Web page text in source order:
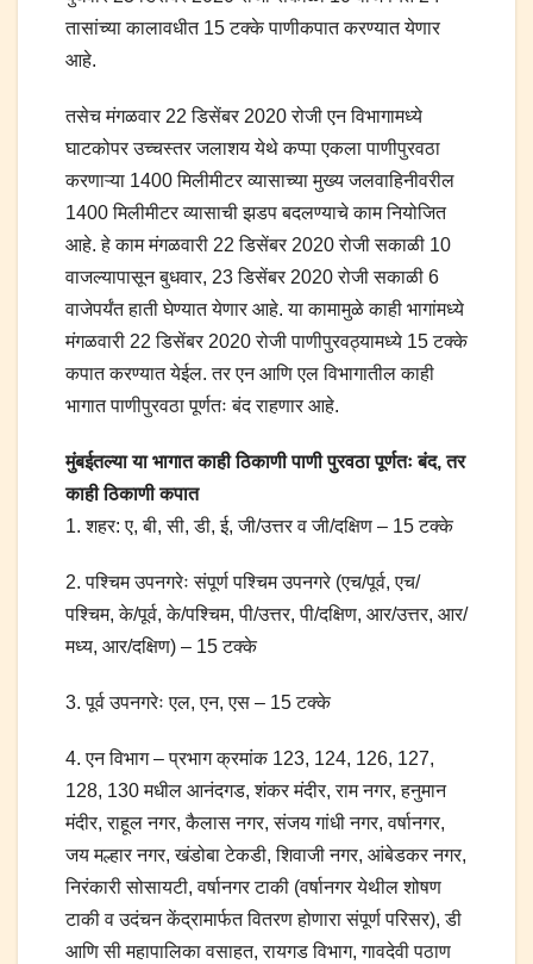
तासांच्या कालावधीत 15 टक्के पाणीकपात करण्यात येणार
आहे.
तसेच मंगळवार 22 डिसेंबर 2020 रोजी एन विभागामध्ये
घाटकोपर उच्चस्तर जलाशय येथे कप्पा एकला पाणीपुरवठा
करणाऱ्या 1400 मिलीमीटर व्यासाच्या मुख्य जलवाहिनीवरील
1400 मिलीमीटर व्यासाची झडप बदलण्याचे काम नियोजित
आहे. हे काम मंगळवारी 22 डिसेंबर 2020 रोजी सकाळी 10
वाजल्यापासून बुधवार, 23 डिसेंबर 2020 रोजी सकाळी 6
वाजेपर्यंत हाती घेण्यात येणार आहे. या कामामुळे काही भागांमध्ये
मंगळवारी 22 डिसेंबर 2020 रोजी पाणीपुरवठ्यामध्ये 15 टक्के
कपात करण्यात येईल. तर एन आणि एल विभागातील काही
भागात पाणीपुरवठा पूर्णतः बंद राहणार आहे.
मुंबईतल्या या भागात काही ठिकाणी पाणी पुरवठा पूर्णतः बंद, तर
काही ठिकाणी कपात
1. शहर: ए, बी, सी, डी, ई, जी/उत्तर व जी/दक्षिण – 15 टक्के
2. पश्चिम उपनगरेः संपूर्ण पश्चिम उपनगरे (एच/पूर्व, एच/
पश्चिम, के/पूर्व, के/पश्चिम, पी/उत्तर, पी/दक्षिण, आर/उत्तर, आर/
मध्य, आर/दक्षिण) – 15 टक्के
3. पूर्व उपनगरेः एल, एन, एस – 15 टक्के
4. एन विभाग – प्रभाग क्रमांक 123, 124, 126, 127,
128, 130 मधील आनंदगड, शंकर मंदीर, राम नगर, हनुमान
मंदीर, राहूल नगर, कैलास नगर, संजय गांधी नगर, वर्षानगर,
जय मल्हार नगर, खंडोबा टेकडी, शिवाजी नगर, आंबेडकर नगर,
निरंकारी सोसायटी, वर्षानगर टाकी (वर्षानगर येथील शोषण
टाकी व उदंचन केंद्रामार्फत वितरण होणारा संपूर्ण परिसर), डी
आणि सी महापालिका वसाहत, रायगड विभाग, गावदेवी पठाण